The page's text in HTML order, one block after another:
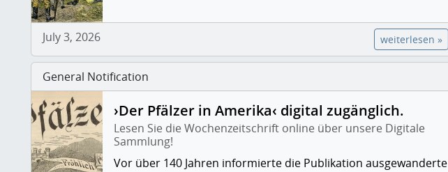
July 3, 2026 weiterlesen »
General Notification
›Der Pfälzer in Amerika‹ digital zugänglich.
Lesen Sie die Wochenzeitschrift online über unsere Digitale
Sammlung!
Vor über 140 Jahren informierte die Publikation ausgewanderte